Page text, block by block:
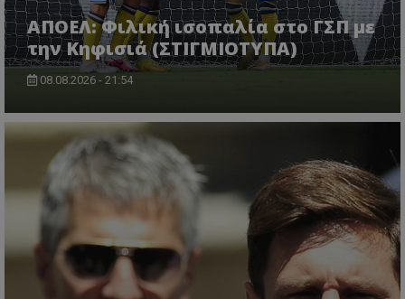
ΑΠΟΕΛ: Φιλική ισοπαλία στο ΓΣΠ με
την Κηφισιά (ΣΤΙΓΜΙΟΤΥΠΑ)
08.08.2026 - 21:54